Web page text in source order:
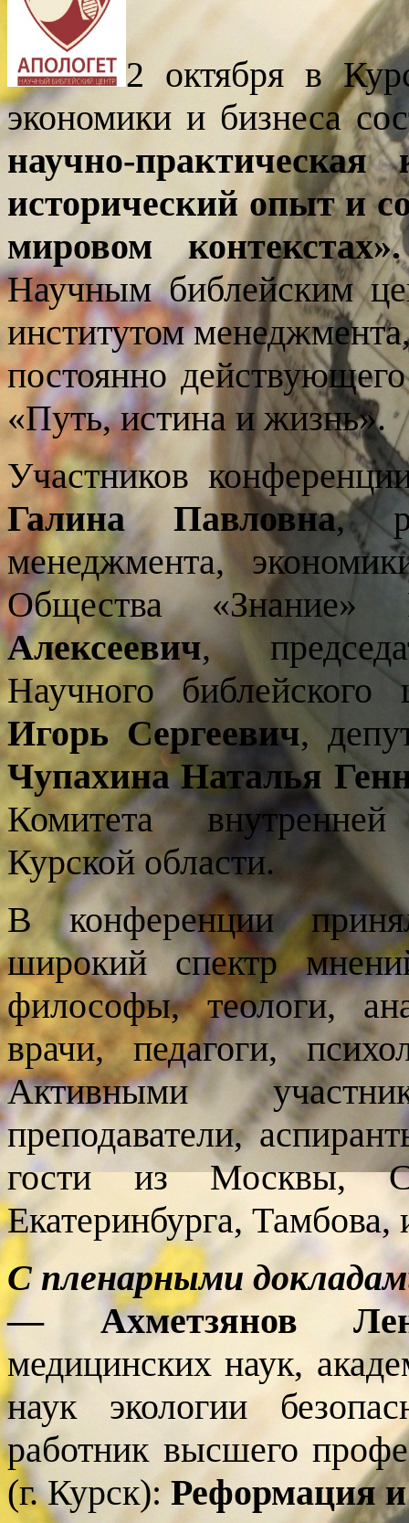
2 октября в
экономики и бизнеса
научно-
исторический опыт и
мировом контекстах».
Научным библейским
институтом
постоянно
«Путь, истина и
Участников конференц
Галина Павловна,
менеджмента,
Общества «Знание»
Алексеевич, пре
Научного библейского
Игорь Сергеевич,
Чупахина Наталья
Комитета
Курской области.
В конференции
широкий спектр
философы, теологи,
врачи, педагоги,
Активными
преподаватели,
гости из Москвы,
Екатеринбурга,
С пленарными
— Ахметзянов
медицинских наук,
наук экологии
работник высшего
(г. Курск): Реформация и